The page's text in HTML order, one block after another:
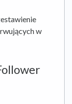
w